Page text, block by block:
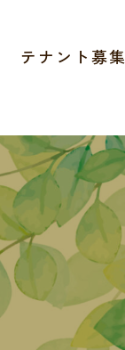
テナント募集